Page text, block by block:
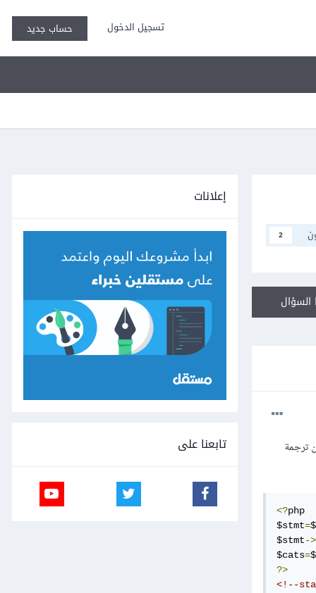
تسجيل الدخول حساب جديد
2
ترجمة
<?php
$stmt=
$stmt->
$cats=
?>
<!--
إعلانات
تابعنا على